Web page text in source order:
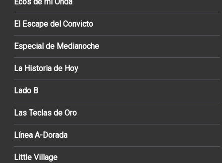
El Escape del Convicto
Especial de Medianoche
La Historia de Hoy
Lado B
Las Teclas de Oro
Línea A-Dorada
Little Village